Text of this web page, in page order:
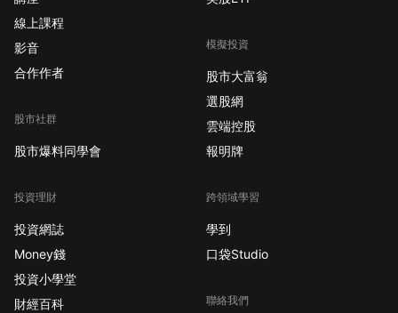
線上課程
影音
合作作者
股市社群
股市爆料同學會
投資理財
投資網誌
Money錢
投資小學堂
財經百科
模擬投資
股市大富翁
選股網
雲端控股
報明牌
跨領域學習
學到
口袋Studio
聯絡我們